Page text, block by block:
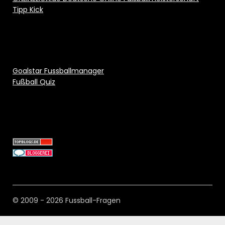
Tipp Kick
Goalstar Fussballmanager
Fußball Quiz
© 2009 - 2026 Fussball-Fragen